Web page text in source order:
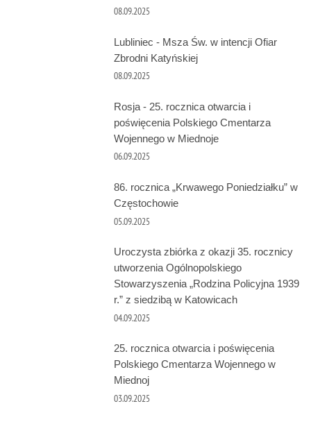
08.09.2025
Lubliniec - Msza Św. w intencji Ofiar
Zbrodni Katyńskiej
08.09.2025
Rosja - 25. rocznica otwarcia i
poświęcenia Polskiego Cmentarza
Wojennego w Miednoje
06.09.2025
86. rocznica „Krwawego Poniedziałku” w
Częstochowie
05.09.2025
Uroczysta zbiórka z okazji 35. rocznicy
utworzenia Ogólnopolskiego
Stowarzyszenia „Rodzina Policyjna 1939
r.” z siedzibą w Katowicach
04.09.2025
25. rocznica otwarcia i poświęcenia
Polskiego Cmentarza Wojennego w
Miednoj
03.09.2025